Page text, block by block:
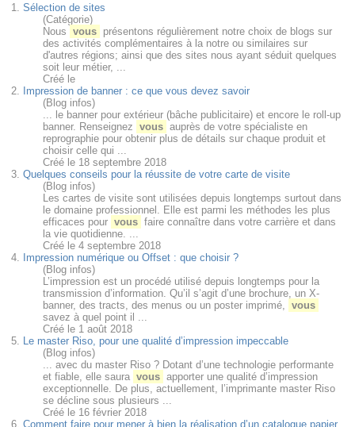
1.Sélection de sites
(Catégorie)
Nous
vous présentons régulièrement notre choix de blogs sur
des activités complémentaires à la notre ou similaires sur
d'autres régions; ainsi que des sites nous ayant séduit quelques
soit leur métier, ...
Créé le
2. Impression de banner : ce que vous devez savoir
(Blog infos)
... le banner pour extérieur (bâche publicitaire) et encore le roll-up
banner. Renseignez
vous auprès de votre spécialiste en
reprographie pour obtenir plus de détails sur chaque produit et
choisir celle qui ...
Créé le 18 septembre 2018
3.Quelques conseils pour la réussite de votre carte de visite
(Blog infos)
Les cartes de visite sont utilisées depuis longtemps surtout dans
le domaine professionnel. Elle est parmi les méthodes les plus
efficaces pour vous faire connaître dans votre carrière et dans
la vie quotidienne. ...
Créé le 4 septembre 2018
4. Impression numérique ou Offset : que choisir ?
(Blog infos)
L’impression est un procédé utilisé depuis longtemps pour la
transmission d’information. Qu’il s’agit d’une brochure, un X-
banner, des tracts, des menus ou un poster imprimé,
vous
savez à quel point il ...
Créé le 1 août 2018
5. Le master Riso, pour une qualité d’impression impeccable
(Blog infos)
... avec du master Riso ? Dotant d’une technologie performante
et fiable, elle saura vous apporter une qualité d’impression
exceptionnelle. De plus, actuellement, l’imprimante master Riso
se décline sous plusieurs ...
Créé le 16 février 2018
6.Comment faire pour mener à bien la réalisation d’un catalogue papier